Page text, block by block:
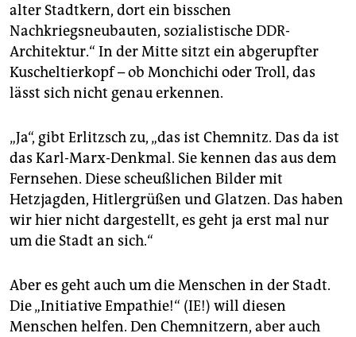
alter Stadtkern, dort ein bisschen
Nachkriegsneubauten, sozialistische DDR-
Architektur.“ In der Mitte sitzt ein abgerupfter
Kuscheltierkopf – ob Monchichi oder Troll, das
lässt sich nicht genau erkennen.
„Ja“, gibt Erlitzsch zu, „das ist Chemnitz. Das da ist
das Karl-Marx-Denkmal. Sie kennen das aus dem
Fernsehen. Diese scheußlichen Bilder mit
Hetzjagden, Hitlergrüßen und Glatzen. Das haben
wir hier nicht dargestellt, es geht ja erst mal nur
um die Stadt an sich.“
Aber es geht auch um die Menschen in der Stadt.
Die „Ini­tiative Empathie!“ (IE!) will diesen
Menschen helfen. Den Chemnitzern, aber auch